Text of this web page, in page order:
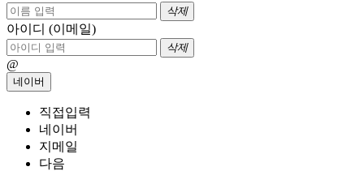
삭제
아이디 (이메일)
삭제
@
네이버
직접입력
네이버
지메일
다음